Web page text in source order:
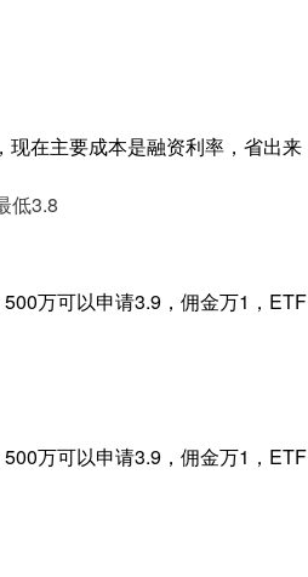
在主要成本是融资利率，省出来
低3.8
万可以申请3.9，佣金万1，ETF
万可以申请3.9，佣金万1，ETF